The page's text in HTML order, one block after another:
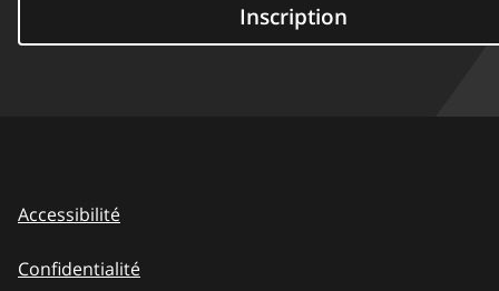
Inscription
Accessibilité
Confidentialité